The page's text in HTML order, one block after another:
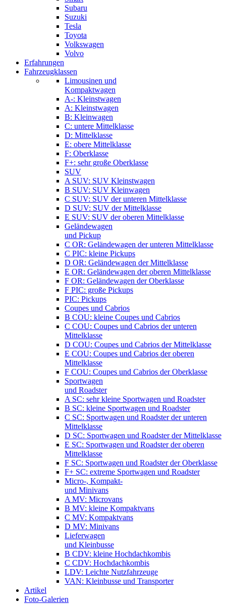
Subaru
Suzuki
Tesla
Toyota
Volkswagen
Volvo
Erfahrungen
Fahrzeugklassen
Limousinen und
Kompaktwagen
A-: Kleinstwagen
A: Kleinstwagen
B: Kleinwagen
C: untere Mittelklasse
D: Mittelklasse
E: obere Mittelklasse
F: Oberklasse
F+: sehr große Oberklasse
SUV
A SUV: SUV Kleinstwagen
B SUV: SUV Kleinwagen
C SUV: SUV der unteren Mittelklasse
D SUV: SUV der Mittelklasse
E SUV: SUV der oberen Mittelklasse
Geländewagen
und Pickup
C OR: Geländewagen der unteren Mittelklasse
C PIC: kleine Pickups
D OR: Geländewagen der Mittelklasse
E OR: Geländewagen der oberen Mittelklasse
F OR: Geländewagen der Oberklasse
F PIC: große Pickups
PIC: Pickups
Coupes und Cabrios
B COU: kleine Coupes und Cabrios
C COU: Coupes und Cabrios der unteren
Mittelklasse
D COU: Coupes und Cabrios der Mittelklasse
E COU: Coupes und Cabrios der oberen
Mittelklasse
F COU: Coupes und Cabrios der Oberklasse
Sportwagen
und Roadster
A SC: sehr kleine Sportwagen und Roadster
B SC: kleine Sportwagen und Roadster
C SC: Sportwagen und Roadster der unteren
Mittelklasse
D SC: Sportwagen und Roadster der Mittelklasse
E SC: Sportwagen und Roadster der oberen
Mittelklasse
F SC: Sportwagen und Roadster der Oberklasse
F+ SC: extreme Sportwagen und Roadster
Micro-, Kompakt-
und Minivans
A MV: Microvans
B MV: kleine Kompaktvans
C MV: Kompaktvans
D MV: Minivans
Lieferwagen
und Kleinbusse
B CDV: kleine Hochdachkombis
C CDV: Hochdachkombis
LDV: Leichte Nutzfahrzeuge
VAN: Kleinbusse und Transporter
Artikel
Foto-Galerien